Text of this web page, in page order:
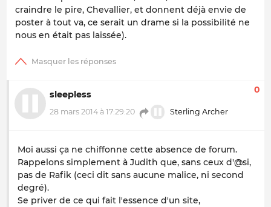
craindre le pire, Chevallier, et donnent déjà envie de
poster à tout va, ce serait un drame si la possibilité ne
nous en était pas laissée).
sleepless
28 mars 2014 à 17:29:20 Sterling Archer
0
Moi aussi ça ne chiffonne cette absence de forum.
Rappelons simplement à Judith que, sans ceux d'@si,
pas de Rafik (ceci dit sans aucune malice, ni second
degré).
Se priver de ce qui fait l'essence d'un site,